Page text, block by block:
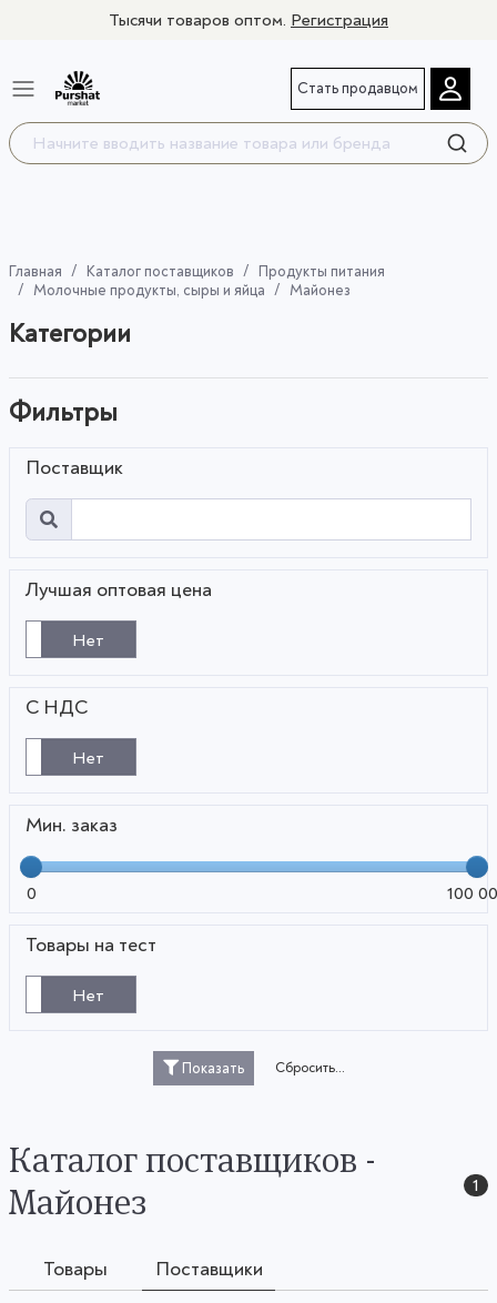
Тысячи товаров оптом. Регистрация
Стать продавцом
Главная Каталог поставщиков
Продукты питания
Молочные продукты, сыры и яйца
Майонез
Категории
Фильтры
Поставщик
Лучшая оптовая цена
Нет
С НДС
Нет
Мин. заказ
0 100
Товары на тест
Нет
Показать Сбросить...
Каталог поставщиков -
Майонез
1
Товары Поставщики